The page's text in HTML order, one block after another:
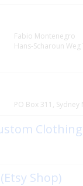
Fabio Montenegro
Hans-Scharoun
PO Box 311,
Shop)